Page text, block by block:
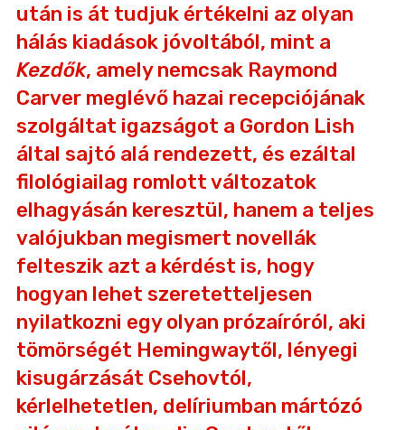
után is át tudjuk értékelni az olyan
hálás kiadások jóvoltából, mint a
Kezdők, amely nemcsak Raymond
Carver meglévő hazai recepciójának
szolgáltat igazságot a Gordon Lish
által sajtó alá rendezett, és ezáltal
filológiailag romlott változatok
elhagyásán keresztül, hanem a teljes
valójukban megismert novellák
felteszik azt a kérdést is, hogy
hogyan lehet szeretetteljesen
nyilatkozni egy olyan prózaíróról, aki
tömörségét Hemingwaytől, lényegi
kisugárzását Csehovtól,
kérlelhetetlen, delíriumban mártózó